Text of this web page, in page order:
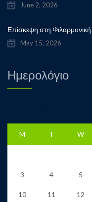
June 2, 2026
Επίσκεψη στη
May 15, 2026
Ημερολόγιο
M T W
3 4 5
10 11 12